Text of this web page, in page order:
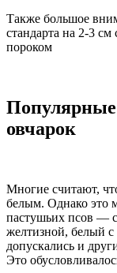
Также большое
стандарта на 2-3 см
пороком
овчарок
Многие считают,
белым. Однако это
пастушьих псов —
желтизной, белый с
допускались и
Это